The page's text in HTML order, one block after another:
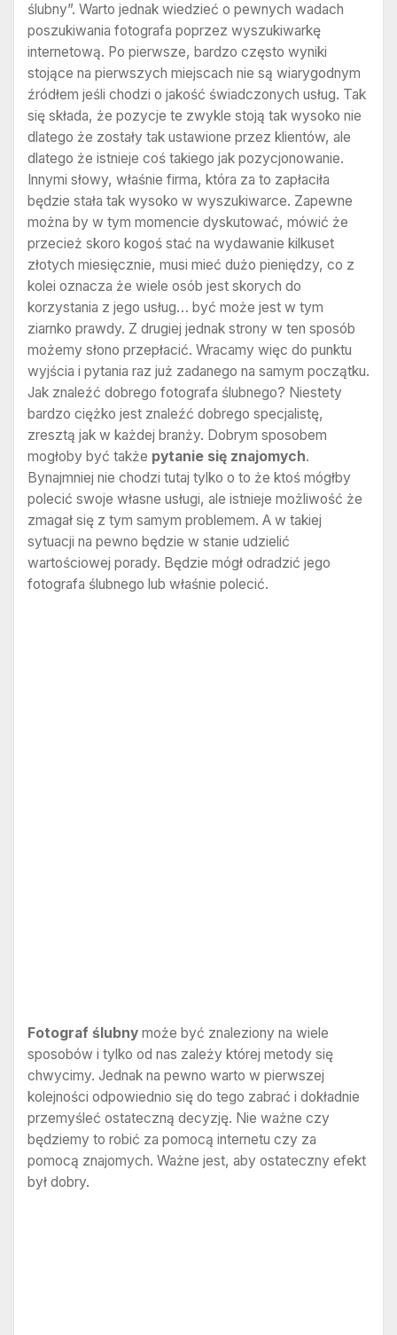
ślubny”. Warto jednak wiedzieć o pewnych wadach
poszukiwania fotografa poprzez wyszukiwarkę
internetową. Po pierwsze, bardzo często wyniki
stojące na pierwszych miejscach nie są wiarygodnym
źródłem jeśli chodzi o jakość świadczonych usług. Tak
się składa, że pozycje te zwykle stoją tak wysoko nie
dlatego że zostały tak ustawione przez klientów, ale
dlatego że istnieje coś takiego jak pozycjonowanie.
Innymi słowy, właśnie firma, która za to zapłaciła
będzie stała tak wysoko w wyszukiwarce. Zapewne
można by w tym momencie dyskutować, mówić że
przecież skoro kogoś stać na wydawanie kilkuset
złotych miesięcznie, musi mieć dużo pieniędzy, co z
kolei oznacza że wiele osób jest skorych do
korzystania z jego usług… być może jest w tym
ziarnko prawdy. Z drugiej jednak strony w ten sposób
możemy słono przepłacić. Wracamy więc do punktu
wyjścia i pytania raz już zadanego na samym początku.
Jak znaleźć dobrego fotografa ślubnego? Niestety
bardzo ciężko jest znaleźć dobrego specjalistę,
zresztą jak w każdej branży. Dobrym sposobem
mogłoby być także pytanie się znajomych.
Bynajmniej nie chodzi tutaj tylko o to że ktoś mógłby
polecić swoje własne usługi, ale istnieje możliwość że
zmagał się z tym samym problemem. A w takiej
sytuacji na pewno będzie w stanie udzielić
wartościowej porady. Będzie mógł odradzić jego
fotografa ślubnego lub właśnie polecić.
Fotograf ślubny może być znaleziony na wiele
sposobów i tylko od nas zależy której metody się
chwycimy. Jednak na pewno warto w pierwszej
kolejności odpowiednio się do tego zabrać i dokładnie
przemyśleć ostateczną decyzję. Nie ważne czy
będziemy to robić za pomocą internetu czy za
pomocą znajomych. Ważne jest, aby ostateczny efekt
był dobry.